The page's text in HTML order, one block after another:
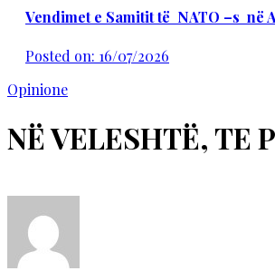
Vendimet e Samitit të NATO –s në
Posted on: 16/07/2026
Opinione
NË VELESHTË, TE